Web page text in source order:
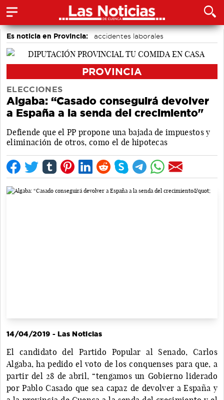
Es noticia en Provincia:
accidentes laborales
Medio Ambiente
PROVINCIA
ELECCIONES
Algaba: “Casado conseguirá devolver
a España a la senda del crecimiento"
Defiende que el PP propone una bajada de impuestos y
eliminación de otros, como el de hipotecas
14/04/2019 - Las Noticias
El candidato del Partido Popular al Senado, Carlos
Algaba, ha pedido el voto de los conquenses para que, a
partir del 28 de abril, “tengamos un Gobierno liderado
por Pablo Casado que sea capaz de devolver a España y